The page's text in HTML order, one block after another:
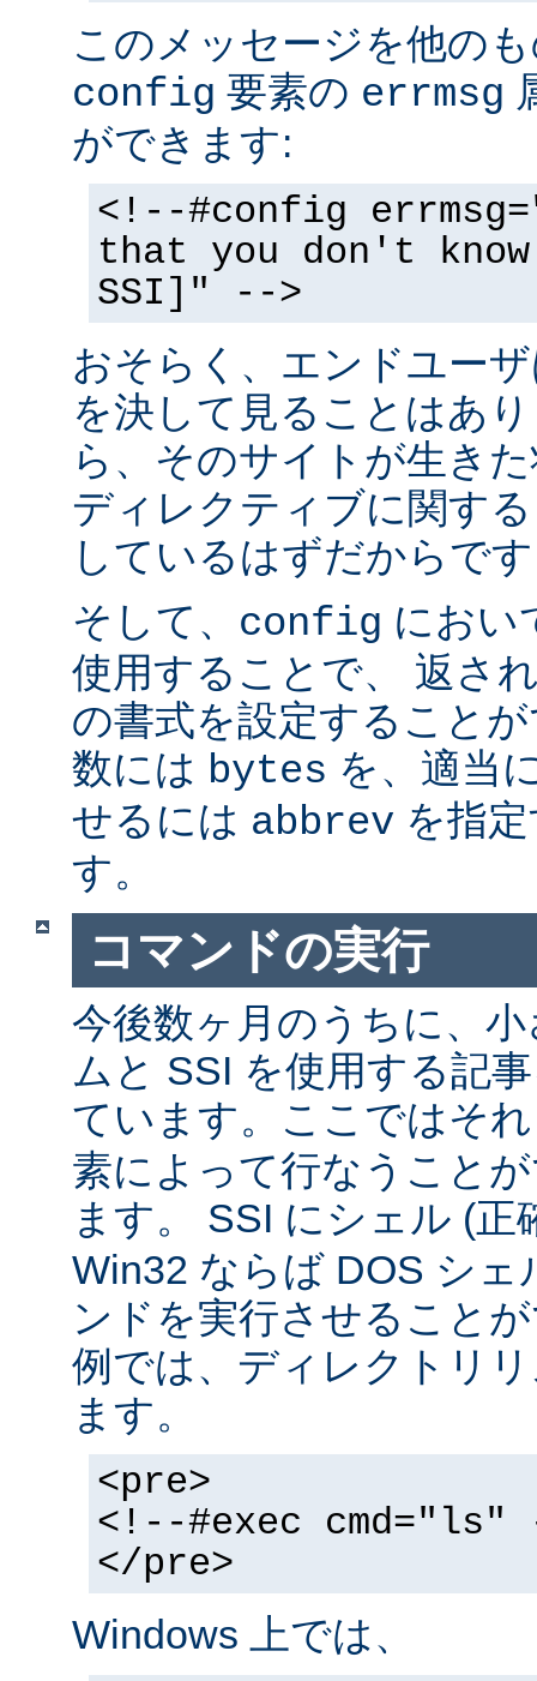
このメッセージを他の
config 要素の errmsg
ができます:
<!--#config
that you don't
SSI]" -->
おそらく、エンドユー
を決して見ることはあ
ら、そのサイトが生き
ディレクティブに関す
しているはずだからで
そして、 config にお
使用することで、 返さ
の書式を設定すること
数には bytes を、適当
せるには abbrev を指
す。
コマンドの実行
今後数ヶ月のうちに、
ムと SSI を使用する記
ています。ここではそ
素によって行なうこと
ます。 SSI にシェル (
Win32 ならば DOS シェ
ンドを実行させること
例では、ディレクトリ
ます。
<pre>
<!--#exec cmd="ls"
</pre>
Windows 上では、